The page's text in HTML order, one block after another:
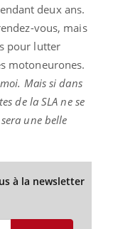
deux ans.
vous, mais
pour lutter
motoneurones.
Mais si dans
de la SLA ne se
une belle
à la newsletter